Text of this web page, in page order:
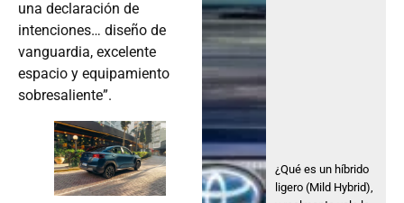
una declaración de
intenciones… diseño de
vanguardia, excelente
espacio y equipamiento
sobresaliente”.
¿Qué es un híbrido
ligero (Mild Hybrid),